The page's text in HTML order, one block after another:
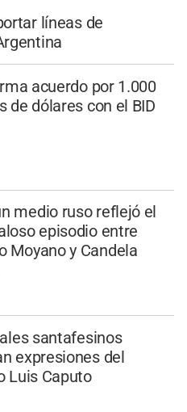
líneas de
acuerdo por 1.000
de dólares con el BID
medio ruso reflejó el
episodio entre
Moyano y Candela
santafesinos
expresiones del
Luis Caputo